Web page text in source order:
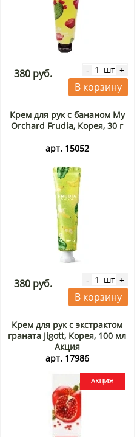
380 руб. - шт +
В корзину
Крем для рук с бананом My
Orchard Frudia, Корея, 30 г
арт. 15052
380 руб. - шт +
В корзину
Крем для рук с экстрактом
граната Jigott, Корея, 100 мл
Акция
арт. 17986